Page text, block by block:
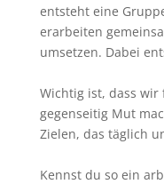
entsteht eine
erarbeiten
umsetzen. Dabei
Wichtig ist, dass
gegenseitig Mut
Zielen, das täglich
Kennst du so ein